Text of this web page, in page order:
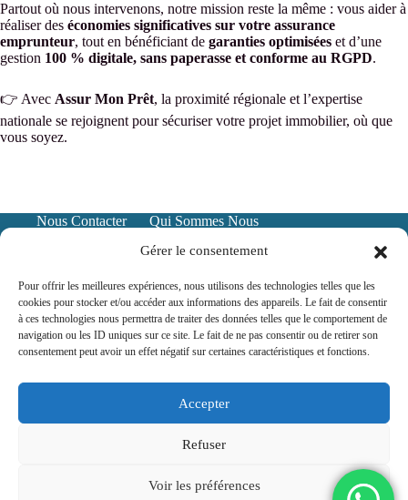
Gérer le consentement
Pour offrir les meilleures expériences, nous utilisons des technologies telles que les
cookies pour stocker et/ou accéder aux informations des appareils. Le fait de consentir
à ces technologies nous permettra de traiter des données telles que le comportement de
navigation ou les ID uniques sur ce site. Le fait de ne pas consentir ou de retirer son
consentement peut avoir un effet négatif sur certaines caractéristiques et fonctions.
Accepter
Refuser
Voir les préférences
Partout où nous intervenons, notre mission reste la même : vous aider à
réaliser des économies significatives sur votre assurance
emprunteur, tout en bénéficiant de garanties optimisées et d’une
gestion 100 % digitale, sans paperasse et conforme au RGPD.
👉 Avec Assur Mon Prêt, la proximité régionale et l’expertise
nationale se rejoignent pour sécuriser votre projet immobilier, où que
vous soyez.
Nous Contacter
Qui Sommes Nous